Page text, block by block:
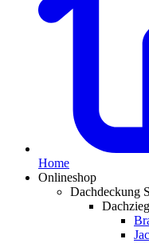
Home
Onlineshop
Dachdeckung